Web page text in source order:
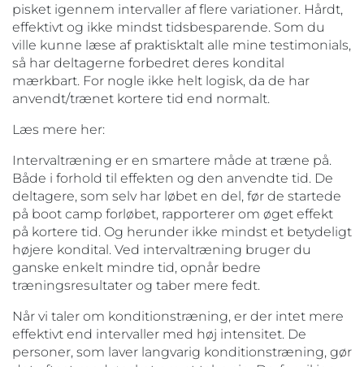
pisket igennem intervaller af flere variationer. Hårdt,
effektivt og ikke mindst tidsbesparende. Som du
ville kunne læse af praktisktalt alle mine testimonials,
så har deltagerne forbedret deres kondital
mærkbart. For nogle ikke helt logisk, da de har
anvendt/trænet kortere tid end normalt.
Læs mere her:
Intervaltræning er en smartere måde at træne på.
Både i forhold til effekten og den anvendte tid. De
deltagere, som selv har løbet en del, før de startede
på boot camp forløbet, rapporterer om øget effekt
på kortere tid. Og herunder ikke mindst et betydeligt
højere kondital. Ved intervaltræning bruger du
ganske enkelt mindre tid, opnår bedre
træningsresultater og taber mere fedt.
Når vi taler om konditionstræning, er der intet mere
effektivt end intervaller med høj intensitet. De
personer, som laver langvarig konditionstræning, gør